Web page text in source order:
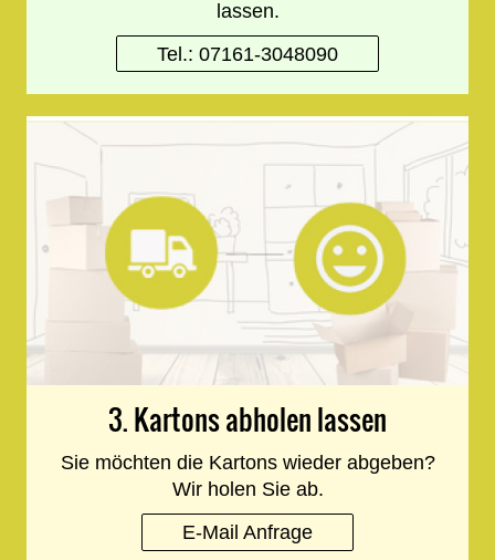
lassen.
Tel.: 07161-3048090
3. Kartons abholen lassen
Sie möchten die Kartons wieder abgeben?
Wir holen Sie ab.
E-Mail Anfrage